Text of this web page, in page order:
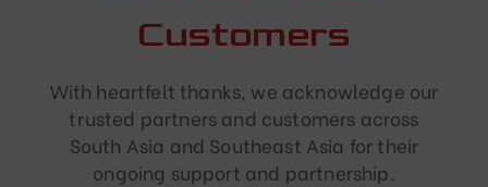
Customers
With heartfelt thanks, we acknowledge our
trusted partners and customers across
South Asia and Southeast Asia for their
ongoing support and partnership.